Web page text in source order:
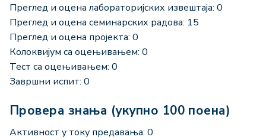
Преглед и оцена лабораторијских извештаја: 0
Преглед и оцена семинарских радова: 15
Преглед и оцена пројекта: 0
Колоквијум са оцењивањем: 0
Тест са оцењивањем: 0
Завршни испит: 0
Провера знања (укупно 100 поена)
Активност у току предавања: 0